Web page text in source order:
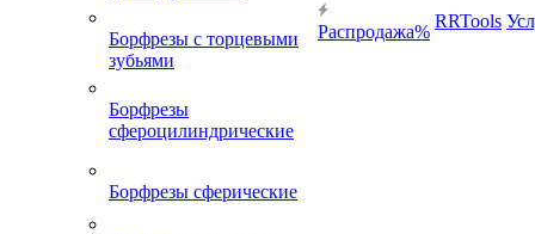
Борфрезы с торцевыми
зубьями
Борфрезы
сфероцилиндрические
Борфрезы сферические
Распродажа%
RRTools